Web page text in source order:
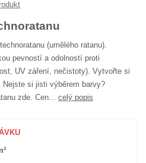
(umělého ratanu).
pevností a odolností proti
UV záření, nečistoty). Vytvořte si
si jisti výběrem barvy?
zde. Cen...celý popis